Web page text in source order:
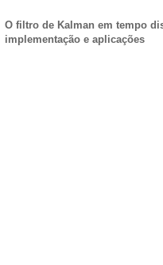
O filtro de Kalman em tempo
implementação e aplicações